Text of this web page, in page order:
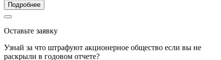
Подробнее
Оставьте заявку
Узнай за что штрафуют акционерное общество если вы не
раскрыли в годовом отчете?